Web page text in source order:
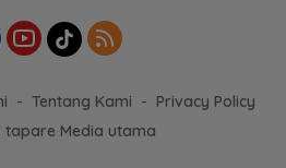
Tentang Kami
Privacy Policy
tapare Media utama